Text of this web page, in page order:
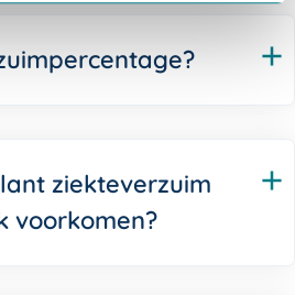
ziekteverzuim
voorkomen?